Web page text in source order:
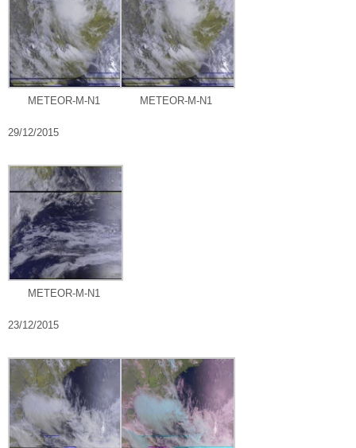
METEOR-M-N1 METEOR-M-N1
29/12/2015
METEOR-M-N1
23/12/2015